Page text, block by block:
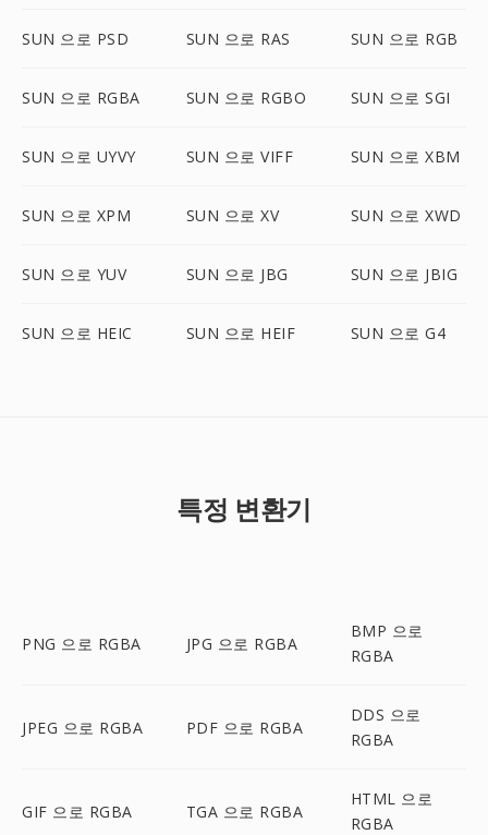
SUN 으로 PSD SUN 으로 RAS SUN 으로 RGB
SUN 으로 RGBA SUN 으로 RGBO SUN 으로 SGI
SUN 으로 UYVY SUN 으로 VIFF SUN 으로 XBM
SUN 으로 XPM SUN 으로 XV SUN 으로 XWD
SUN 으로 YUV SUN 으로 JBG SUN 으로 JBIG
SUN 으로 HEIC SUN 으로 HEIF SUN 으로 G4
특정 변환기
PNG 으로 RGBA JPG 으로 RGBA
BMP 으로
RGBA
JPEG 으로 RGBA PDF 으로 RGBA
DDS 으로
RGBA
GIF 으로 RGBA TGA 으로 RGBA
HTML 으로
RGBA